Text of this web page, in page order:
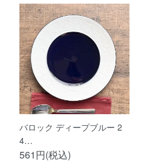
バロック ディープブルー 2
4…
561円(税込)